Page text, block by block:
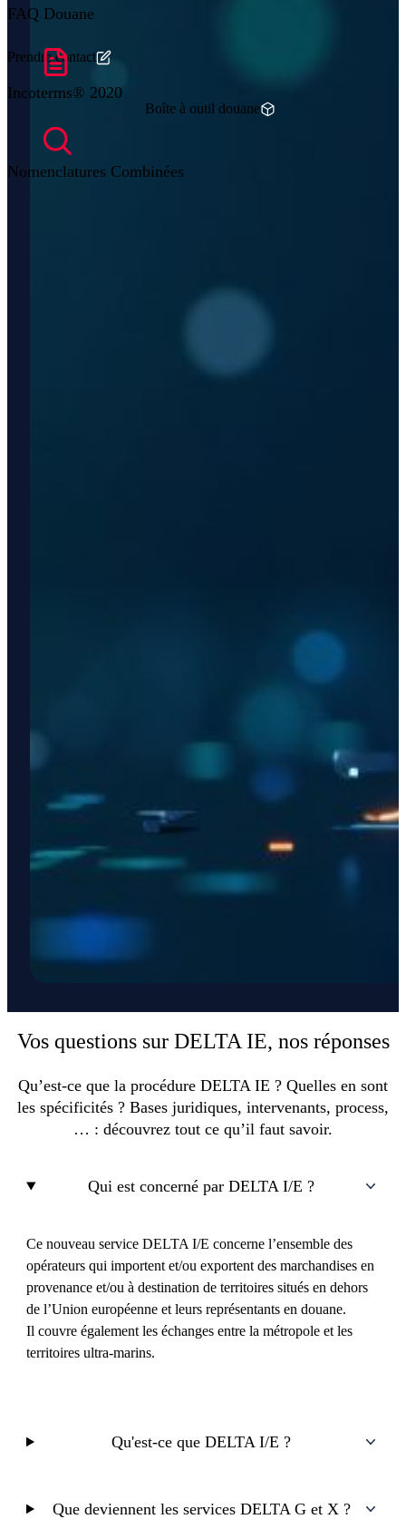
Prendre contact
Boîte à outil douane
Vos questions sur DELTA IE, nos réponses
Qu’est-ce que la procédure DELTA IE ? Quelles en sont
les spécificités ? Bases juridiques, intervenants, process,
… : découvrez tout ce qu’il faut savoir.
Qui est concerné par DELTA I/E ?
Ce nouveau service DELTA I/E concerne l’ensemble des
opérateurs qui importent et/ou exportent des marchandises en
provenance et/ou à destination de territoires situés en dehors
de l’Union européenne et leurs représentants en douane.
Il couvre également les échanges entre la métropole et les
territoires ultra-marins.
Qu'est-ce que DELTA I/E ?
Que deviennent les services DELTA G et X ?
FAQ Douane
Incoterms® 2020
Nomenclatures Combinées